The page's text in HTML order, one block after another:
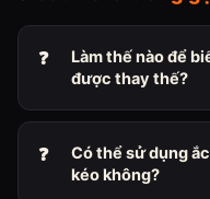
Làm thế nào để
được thay thế?
Có thể sử dụng
kéo không?